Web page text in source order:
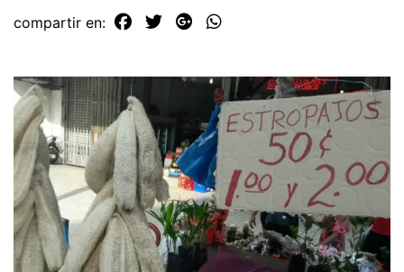
compartir en: